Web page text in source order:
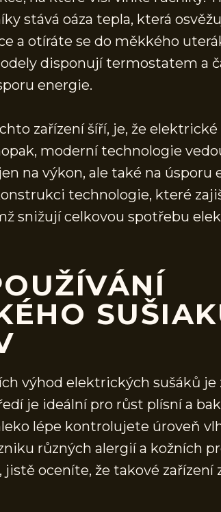
stává oáza tepla, která
a otíráte se do měkkého
disponují termostatem a
energie.
zařízení šíří, je, že
moderní technologie
na výkon, ale také na úsporu
technologie, které
snižují celkovou spotřebu
výhod elektrických sušáků je
je ideální pro růst plísní a
lépe kontrolujete úroveň
různých alergií a kožních
oceníte, že takové zařízení